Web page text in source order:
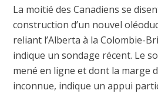
La moitié des Canadiens se
construction d’un nouvel
reliant l’Alberta à la Colombie-
indique un sondage récent. Le
mené en ligne et dont la marge
inconnue, indique un appui